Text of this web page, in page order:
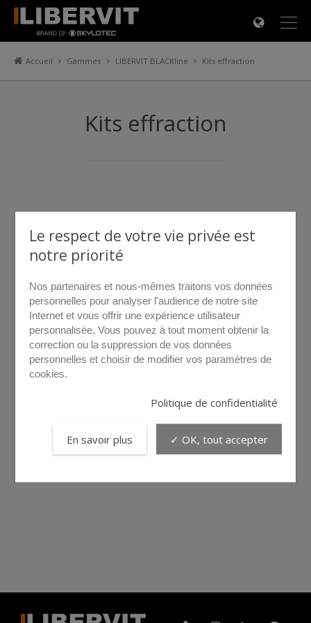
Accueil Gammes LIBERVIT BLACKline Kits effraction
Kits effraction
Le respect de votre vie privée est
notre priorité
Nos partenaires et nous-mêmes traitons vos données
personnelles pour analyser l'audience de notre site
Internet et vous offrir une expérience utilisateur
personnalisée. Vous pouvez à tout moment obtenir la
correction ou la suppression de vos données
personnelles et choisir de modifier vos paramètres de
cookies.
Politique de confidentialité
En savoir plus ✓ OK, tout accepter